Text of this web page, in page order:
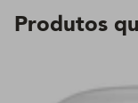
Produtos